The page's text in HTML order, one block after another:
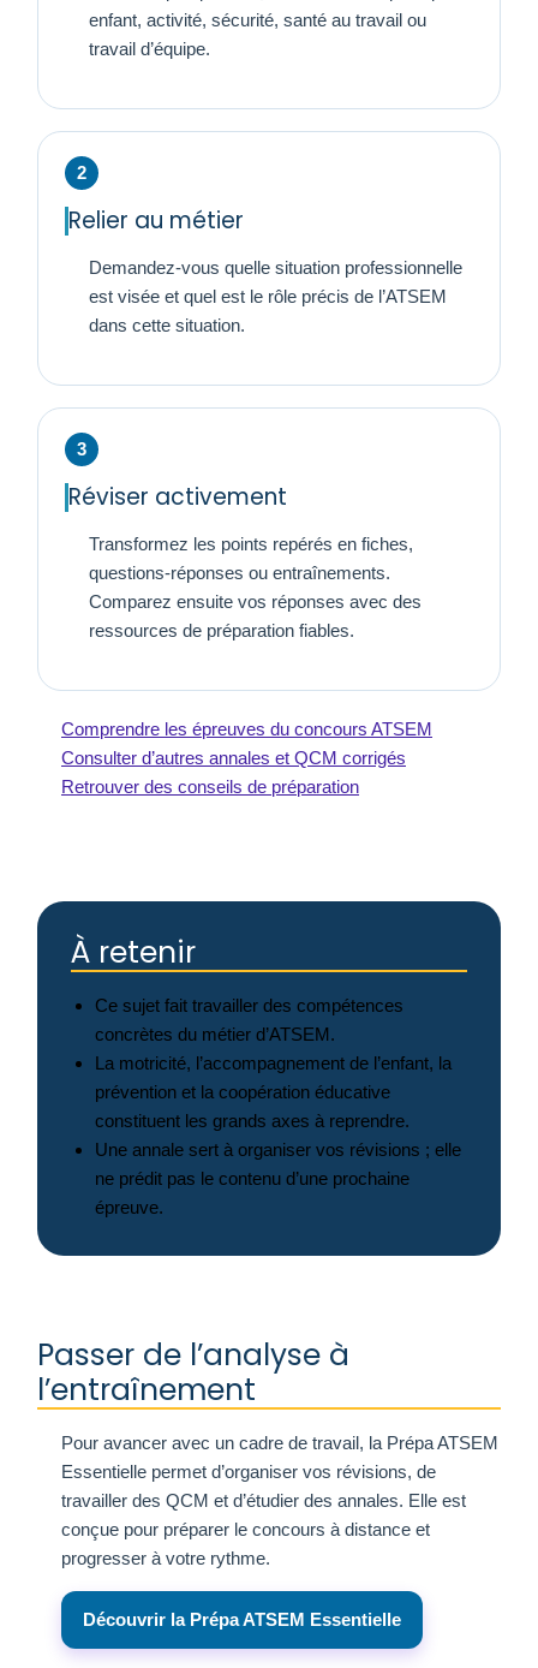
enfant, activité, sécurité, santé au travail ou
travail d’équipe.
Relier au métier
Demandez-vous quelle situation professionnelle
est visée et quel est le rôle précis de l’ATSEM
dans cette situation.
Réviser activement
Transformez les points repérés en fiches,
questions-réponses ou entraînements.
Comparez ensuite vos réponses avec des
ressources de préparation fiables.
Comprendre les épreuves du concours ATSEM
Consulter d’autres annales et QCM corrigés
Retrouver des conseils de préparation
À retenir
Ce sujet fait travailler des compétences
concrètes du métier d’ATSEM.
La motricité, l’accompagnement de l’enfant, la
prévention et la coopération éducative
constituent les grands axes à reprendre.
Une annale sert à organiser vos révisions ; elle
ne prédit pas le contenu d’une prochaine
épreuve.
Passer de l’analyse à
l’entraînement
Pour avancer avec un cadre de travail, la Prépa ATSEM
Essentielle permet d’organiser vos révisions, de
travailler des QCM et d’étudier des annales. Elle est
conçue pour préparer le concours à distance et
progresser à votre rythme.
Découvrir la Prépa ATSEM Essentielle